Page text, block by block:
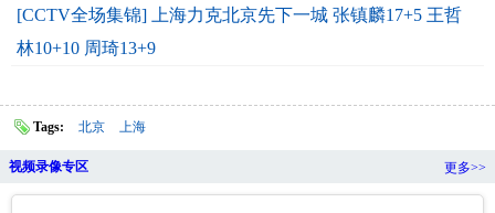
[CCTV全场集锦] 上海力克北京先下一城 张镇麟17+5 王哲
林10+10 周琦13+9
Tags: 北京 上海
视频录像专区 更多>>